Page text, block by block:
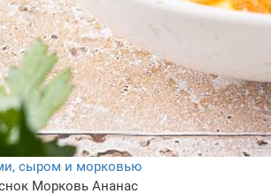
сыром и морковью
Морковь Ананас